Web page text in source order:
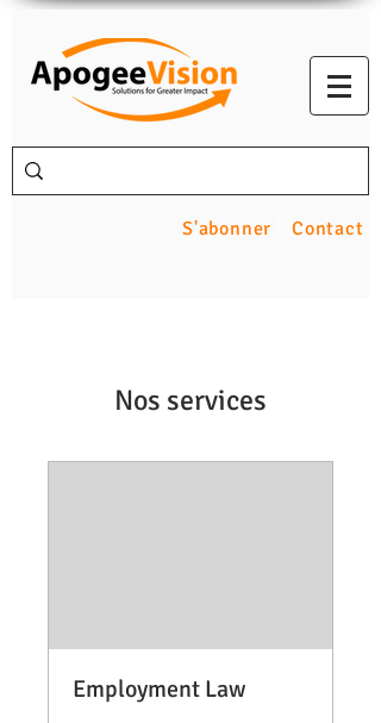
S'abonner Contact
Nos services
Employment Law